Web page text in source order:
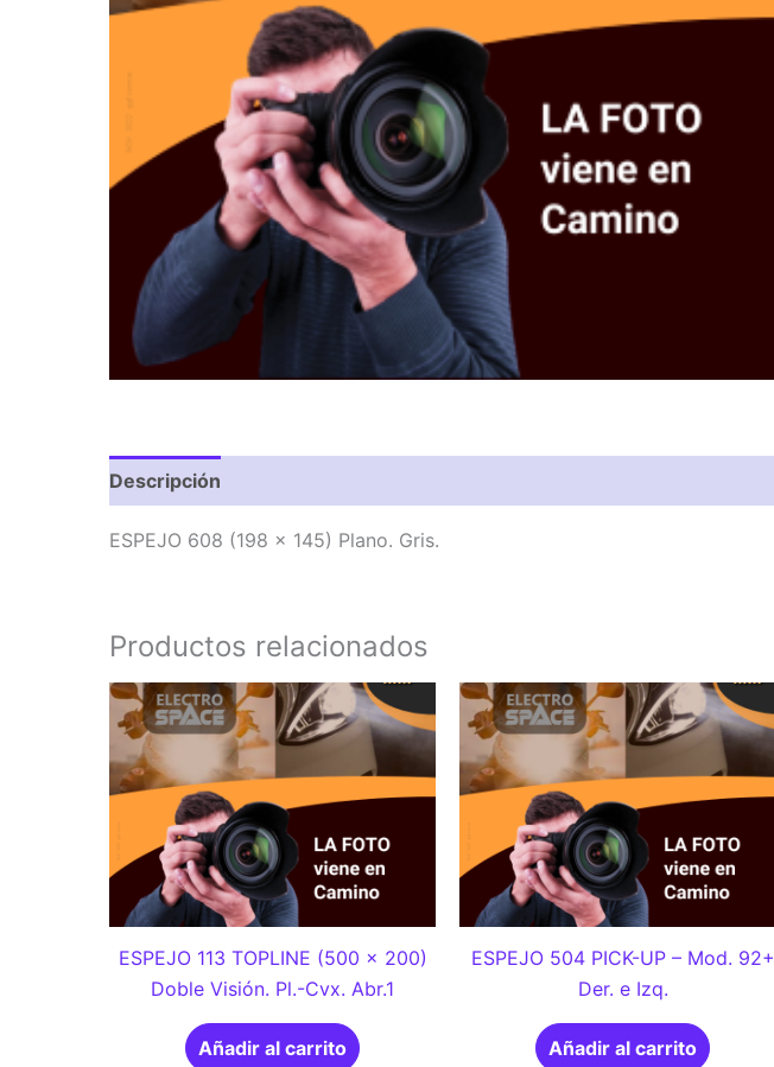
Descripción
ESPEJO 608 (198 x 145) Plano. Gris.
Productos relacionados
ESPEJO 113 TOPLINE (500 x 200)
Doble Visión. Pl.-Cvx. Abr.1
Añadir al carrito
ESPEJO 504 PICK-UP – Mod. 92+
Der. e Izq.
Añadir al carrito